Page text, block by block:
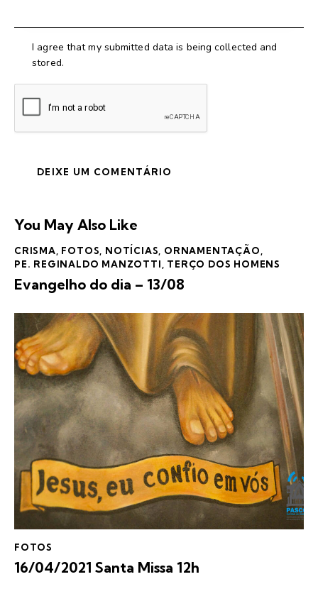
I agree that my submitted data is being collected and
stored.
You May Also Like
CRISMA FOTOS NOTÍCIAS ORNAMENTAÇÃO
PE. REGINALDO MANZOTTI
TERÇO DOS HOMENS
Evangelho do dia – 13/08
FOTOS
16/04/2021 Santa Missa 12h